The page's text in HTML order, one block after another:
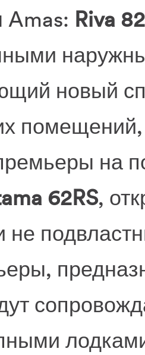
Riva
новый
на
62RS,
не